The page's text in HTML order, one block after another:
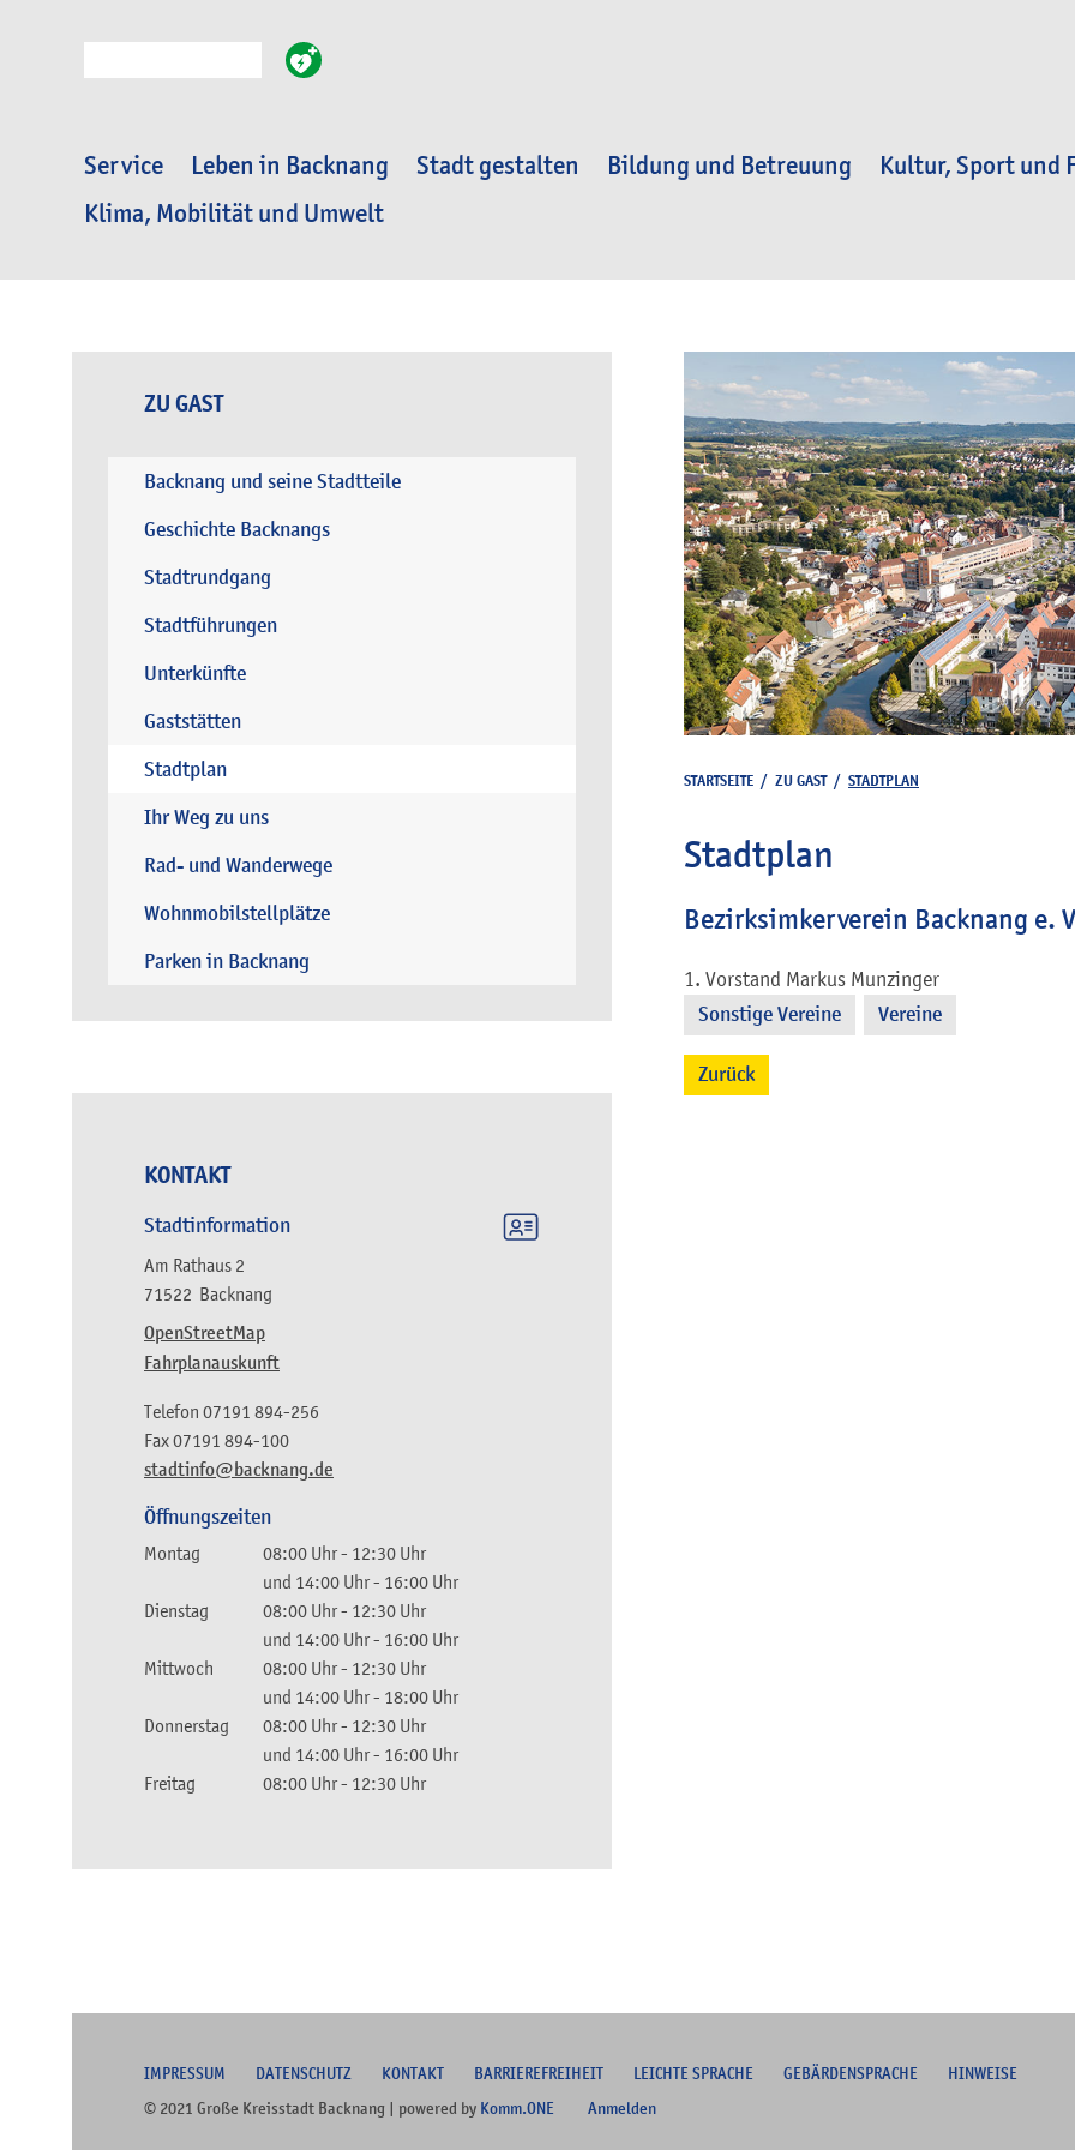
Service Leben in Backnang Stadt gestalten Bildung und Betreuung
Kultur, Sport und
Klima, Mobilität und Umwelt
ZU GAST
Backnang und seine Stadtteile
Geschichte Backnangs
Stadtrundgang
Stadtführungen
Unterkünfte
Gaststätten
Stadtplan
Ihr Weg zu uns
Rad- und Wanderwege
Wohnmobilstellplätze
Parken in Backnang
KONTAKT
Stadtinformation
Am Rathaus 2
71522 Backnang
OpenStreetMap
Fahrplanauskunft
stadtinfo@backnang.de
Telefon 07191 894-256
Fax07191 894-100
Öffnungszeiten
Montag 08:00 Uhr- 12:30 Uhr
und 14:00 Uhr- 16:00 Uhr
Dienstag
08:00 Uhr- 12:30 Uhr
und 14:00 Uhr- 16:00 Uhr
Mittwoch
08:00 Uhr- 12:30 Uhr
und 14:00 Uhr- 18:00 Uhr
Donnerstag
08:00 Uhr- 12:30 Uhr
und 14:00 Uhr- 16:00 Uhr
Freitag
08:00 Uhr- 12:30 Uhr
STARTSEITE / ZU GAST/ STADTPLAN
Stadtplan
Bezirksimkerverein Backnang e.
1. Vorstand Markus Munzinger
Sonstige Vereine Vereine
Zurück
IMPRESSUM DATENSCHUTZ KONTAKT BARRIEREFREIHEIT LEICHTE SPRACHE GEBÄRDENSPRACHE
HINWEISE
© 2021 Große Kreisstadt Backnang | powered by Komm.ONE Anmelden